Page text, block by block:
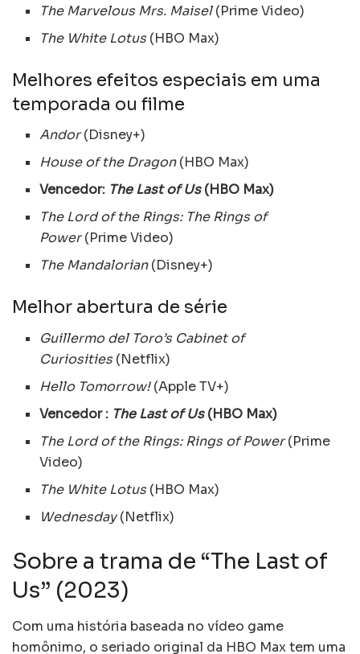
The Marvelous Mrs. Maisel(Prime Video)
The White Lotus (HBO Max)
Melhores efeitos especiais em uma
temporada ou filme
Andor(Disney+)
House of the Dragon(HBO Max)
Vencedor: The Last of Us(HBO Max)
The Lord of the Rings: The Rings of
Power(Prime Video)
The Mandalorian(Disney+)
Melhor abertura de série
Guillermo del Toro’s Cabinet of
Curiosities (Netflix)
Hello Tomorrow!(Apple TV+)
Vencedor : The Last of Us(HBO Max)
The Lord of the Rings: Rings of Power(Prime
Video)
The White Lotus (HBO Max)
Wednesday(Netflix)
Sobre a trama de “The Last of
Us” (2023)
Com uma história baseada no vídeo game
homônimo, o seriado original da HBO Max tem uma